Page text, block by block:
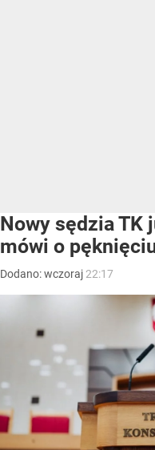
Nowy sędzia TK
mówi o
Dodano:wczoraj 22:17